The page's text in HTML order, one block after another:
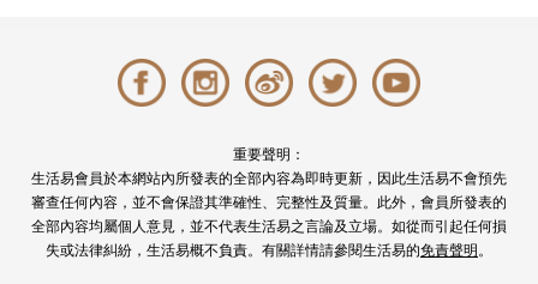
重要聲明：
生活易會員於本網站內所發表的全部內容為即時更新，因此生活易不會預先
審查任何內容，並不會保證其準確性、完整性及質量。此外，會員所發表的
全部內容均屬個人意見，並不代表生活易之言論及立場。如從而引起任何損
失或法律糾紛，生活易概不負責。有關詳情請參閱生活易的免責聲明 。